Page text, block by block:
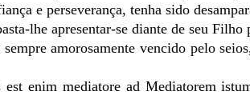
e perseverança, tenha sido
lhe apresentar-se diante de seu
amorosamente vencido pelo
enim mediatore ad Mediatorem